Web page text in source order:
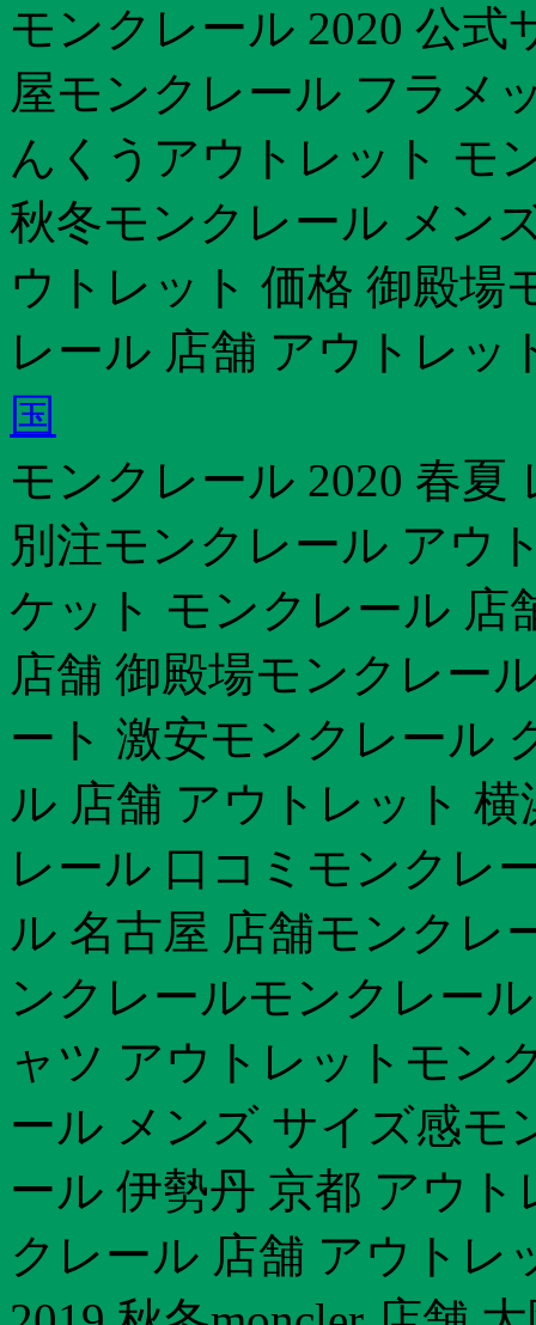
モンクレール 2020 公
屋モンクレール フラメ
んくうアウトレット モ
秋冬モンクレール メン
ウトレット 価格 御殿場
レール 店舗 アウトレッ
国
モンクレール 2020 春夏
別注モンクレール アウ
ケット モンクレール 店
店舗 御殿場モンクレー
ート 激安モンクレール
ル 店舗 アウトレット
レール 口コミモンクレ
ル 名古屋 店舗モンクレ
ンクレールモンクレー
ャツ アウトレットモン
ール メンズ サイズ感モ
ール 伊勢丹 京都 アウト
クレール 店舗 アウトレ